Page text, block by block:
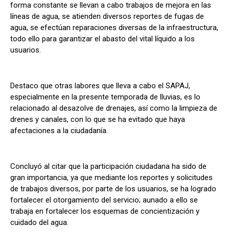
forma constante se llevan a cabo trabajos de mejora en las
líneas de agua, se atienden diversos reportes de fugas de
agua, se efectúan reparaciones diversas de la infraestructura,
todo ello para garantizar el abasto del vital líquido a los
usuarios.
Destaco que otras labores que lleva a cabo el SAPAJ,
especialmente en la presente temporada de lluvias, es lo
relacionado al desazolve de drenajes, así como la limpieza de
drenes y canales, con lo que se ha evitado que haya
afectaciones a la ciudadanía.
Concluyó al citar que la participación ciudadana ha sido de
gran importancia, ya que mediante los reportes y solicitudes
de trabajos diversos, por parte de los usuarios, se ha logrado
fortalecer el otorgamiento del servicio; aunado a ello se
trabaja en fortalecer los esquemas de concientización y
cuidado del agua.